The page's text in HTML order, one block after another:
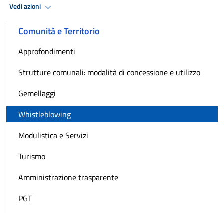
Vedi azioni
Comunità e Territorio
Approfondimenti
Strutture comunali: modalità di concessione e utilizzo
Gemellaggi
Whistleblowing
Modulistica e Servizi
Turismo
Amministrazione trasparente
PGT